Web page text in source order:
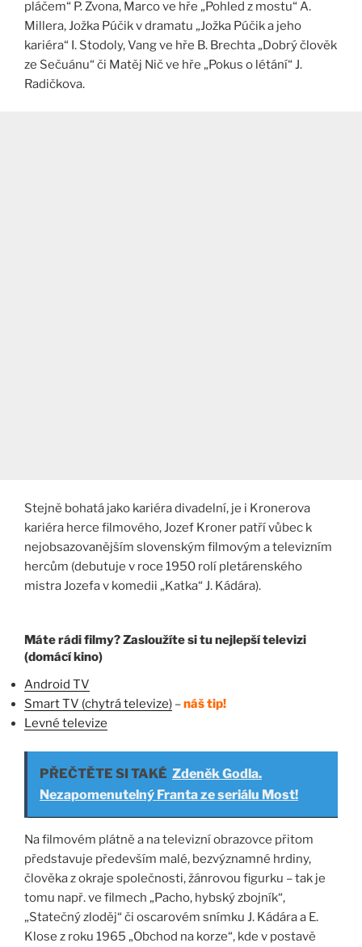
pláčem“ P. Zvona, Marco ve hře „Pohled z mostu“ A.
Millera, Jožka Púčik v dramatu „Jožka Púčik a jeho
kariéra“ I. Stodoly, Vang ve hře B. Brechta „Dobrý člověk
ze Sečuánu“ či Matěj Nič ve hře „Pokus o létání“ J.
Radičkova.
Stejně bohatá jako kariéra divadelní, je i Kronerova
kariéra herce filmového, Jozef Kroner patří vůbec k
nejobsazovanějším slovenským filmovým a televizním
hercům (debutuje v roce 1950 rolí pletárenského
mistra Jozefa v komedii „Katka“ J. Kádára).
Máte rádi filmy? Zasloužíte si tu nejlepší televizi
(domácí kino)
Android TV
Smart TV (chytrá televize) –náš tip!
Levné televize
PŘEČTĚTE SI TAKÉ Zdeněk Godla.
Nezapomenutelný Franta ze seriálu Most!
Na filmovém plátně a na televizní obrazovce přitom
představuje především malé, bezvýznamné hrdiny,
člověka z okraje společnosti, žánrovou figurku – tak je
tomu např. ve filmech „Pacho, hybský zbojník“,
„Statečný zloděj“ či oscarovém snímku J. Kádára a E.
Klose z roku 1965 „Obchod na korze“, kde v postavě